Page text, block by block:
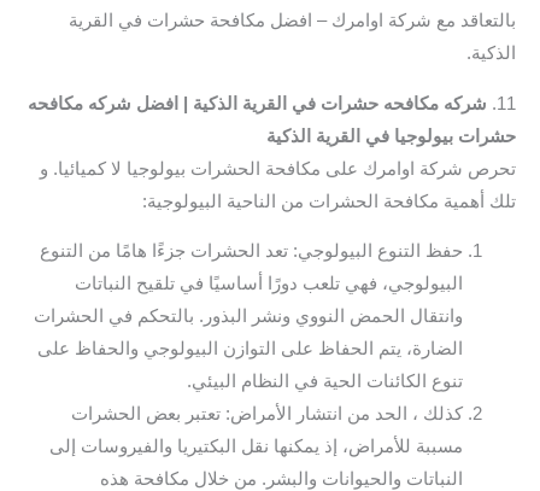
بالتعاقد مع شركة اوامرك – افضل مكافحة حشرات في القرية
الذكية.
11.
شركه مكافحه حشرات في القرية الذكية | افضل شركه مكافحه
حشرات بيولوجيا في القرية الذكية
تحرص شركة اوامرك على مكافحة الحشرات بيولوجيا لا كميائيا. و
تلك أهمية مكافحة الحشرات من الناحية البيولوجية:
حفظ التنوع البيولوجي: تعد الحشرات جزءًا هامًا من التنوع
البيولوجي، فهي تلعب دورًا أساسيًا في تلقيح النباتات
وانتقال الحمض النووي ونشر البذور. بالتحكم في الحشرات
الضارة، يتم الحفاظ على التوازن البيولوجي والحفاظ على
تنوع الكائنات الحية في النظام البيئي.
كذلك ، الحد من انتشار الأمراض: تعتبر بعض الحشرات
مسببة للأمراض، إذ يمكنها نقل البكتيريا والفيروسات إلى
النباتات والحيوانات والبشر. من خلال مكافحة هذه